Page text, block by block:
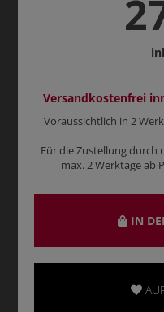
Versandkostenfrei
Voraussichtlich in 2
Für die Zustellung durch
max. 2 Werktage ab
IN